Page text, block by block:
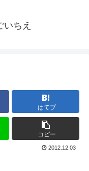
ちえ
はてブ
コピー
2012.12.03